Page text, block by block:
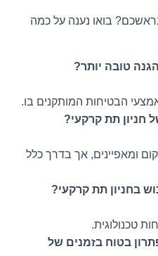
בואו נענה על כמה
טובה יותר?
הבטיחות המותקנים בו.
תת קרקעי?
ומאפיינים, אך בדרך כלל
בחניון תת קרקעי?
טכנולוגית.
בטוח בזמנים של